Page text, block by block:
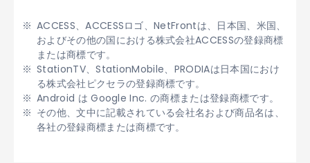
ACCESS、ACCESSロゴ、NetFrontは、日本国、米国、
およびその他の国における株式会社ACCESSの登録商標
または商標です。
StationTV、StationMobile、PRODIAは日本国におけ
る株式会社ピクセラの登録商標です。
Android は Google Inc. の商標または登録商標です。
その他、文中に記載されている会社名および商品名は、
各社の登録商標または商標です。